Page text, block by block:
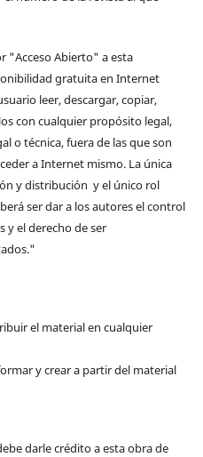
"Acceso Abierto" a esta
gratuita en Internet
leer, descargar, copiar,
con cualquier propósito legal,
o técnica, fuera de las que son
a Internet mismo. La única
y distribución y el único rol
ser dar a los autores el control
y el derecho de ser
el material en cualquier
y crear a partir del material
darle crédito a esta obra de